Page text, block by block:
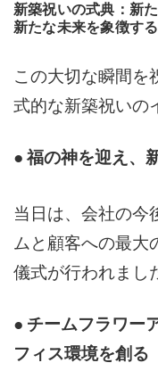
新築祝いの式典：新
新たな未来を象徴する
この大切な瞬間を
式的な新築祝いの
● 福の神を迎え、
当日は、会社の今
ムと顧客への最大
儀式が行われまし
● チームフラワー
フィス環境を創る